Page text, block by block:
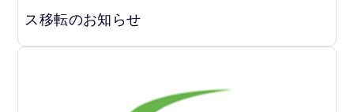
ス移転のお知らせ